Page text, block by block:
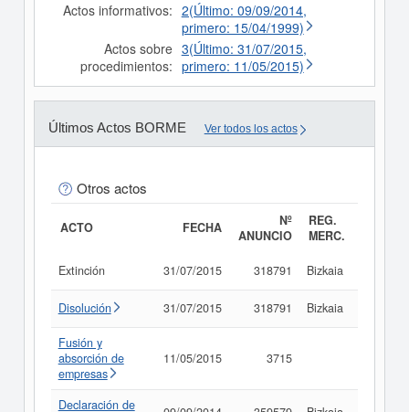
Actos informativos: 2(Último: 09/09/2014,
primero: 15/04/1999)
Actos sobre
procedimientos:
3(Último: 31/07/2015,
primero: 11/05/2015)
Últimos Actos BORME Ver todos los actos
Otros actos
ACTO FECHA
Nº
ANUNCIO
REG.
MERC.
Extinción 31/07/2015 318791 Bizkaia
Disolución 31/07/2015 318791 Bizkaia
Fusión y
absorción de
empresas
11/05/2015 3715
Declaración de